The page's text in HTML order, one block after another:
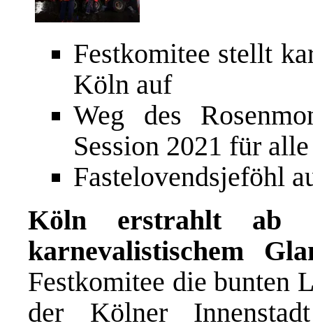
Festkomitee stellt
Köln auf
Weg des
Session 2021 für
Fastelovendsjeföhl
Köln erstrahlt ab
karnevalistischem
Festkomitee die bunten
der Kölner